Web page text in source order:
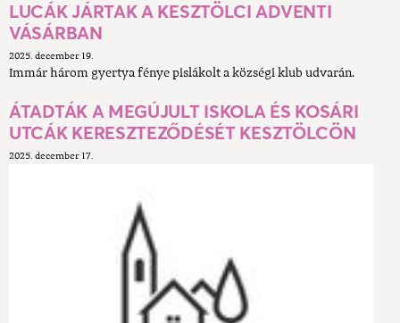
LUCÁK JÁRTAK A KESZTÖLCI ADVENTI
VÁSÁRBAN
2025. december 19.
Immár három gyertya fénye pislákolt a községi klub udvarán.
ÁTADTÁK A MEGÚJULT ISKOLA ÉS KOSÁRI
UTCÁK KERESZTEZŐDÉSÉT KESZTÖLCÖN
2025. december 17.